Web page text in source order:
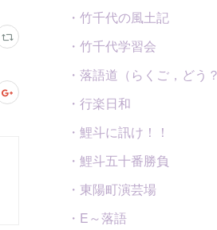
・竹千代の風土記
・竹千代学習会
・落語道（らくご，どう？
・行楽日和
・鯉斗に訊け！！
・鯉斗五十番勝負
・東陽町演芸場
・E～落語